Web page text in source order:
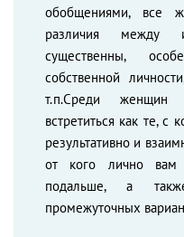
обобщениями, все
различия между
существенны,
собственной
т.п.Среди женщин
встретиться как те, с
результативно и
от кого лично вам
подальше, а
промежуточных